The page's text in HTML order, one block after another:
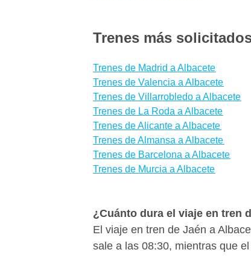
Trenes más
Trenes de Madrid a Albacete
Trenes de Valencia a Albacete
Trenes de Villarrobledo a Albacete
Trenes de La Roda a Albacete
Trenes de Alicante a Albacete
Trenes de Almansa a Albacete
Trenes de Barcelona a Albacete
Trenes de Murcia a Albacete
¿Cuánto dura el viaje en tren
El viaje en tren de Jaén a
sale a las 08:30, mientras que